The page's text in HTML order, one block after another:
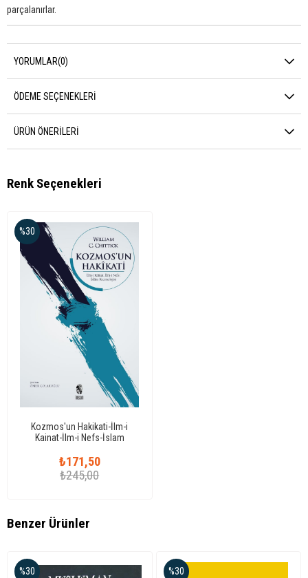
parçalanırlar.
YORUMLAR(0)
ÖDEME SEÇENEKLERI
ÜRÜN ÖNERILERI
Renk Seçenekleri
Kozmos'un Hakikati-İlm-i
Kainat-İlm-i Nefs-İslam
₺171,50
₺245,00
%30
Benzer Ürünler
%30 %30